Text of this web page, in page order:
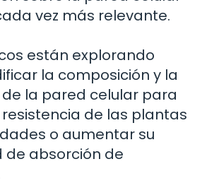
vez más relevante.
están explorando
la composición y la
la pared celular para
de las plantas
o aumentar su
absorción de